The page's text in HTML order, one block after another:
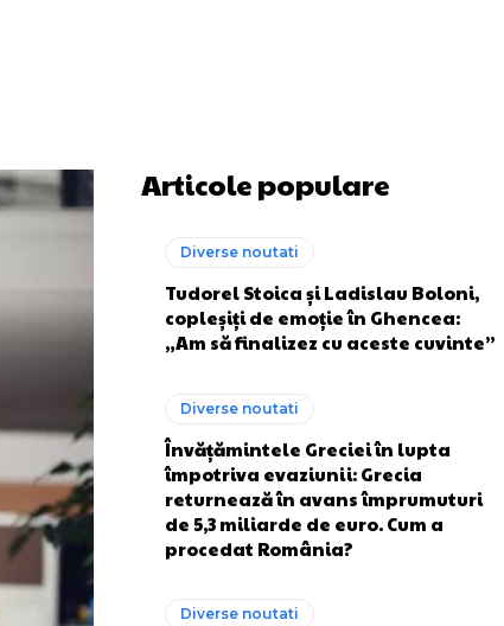
Articole populare
Diverse noutati
Tudorel Stoica și Ladislau Boloni,
copleșiți de emoție în Ghencea:
„Am să finalizez cu aceste cuvinte”
Diverse noutati
Învățămintele Greciei în lupta
împotriva evaziunii: Grecia
returnează în avans împrumuturi
de 5,3 miliarde de euro. Cum a
procedat România?
Diverse noutati